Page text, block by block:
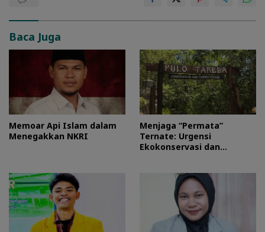
Baca Juga
Memoar Api Islam dalam
Menegakkan NKRI
Menjaga “Permata”
Ternate: Urgensi
Ekokonservasi dan